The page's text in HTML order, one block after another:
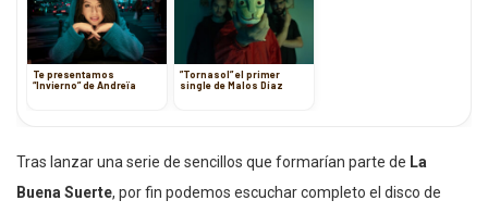
Te presentamos
“Invierno” de Andreïa
”Tornasol” el primer
single de Malos Díaz
Tras lanzar una serie de sencillos que formarían parte de La
Buena Suerte, por fin podemos escuchar completo el disco de